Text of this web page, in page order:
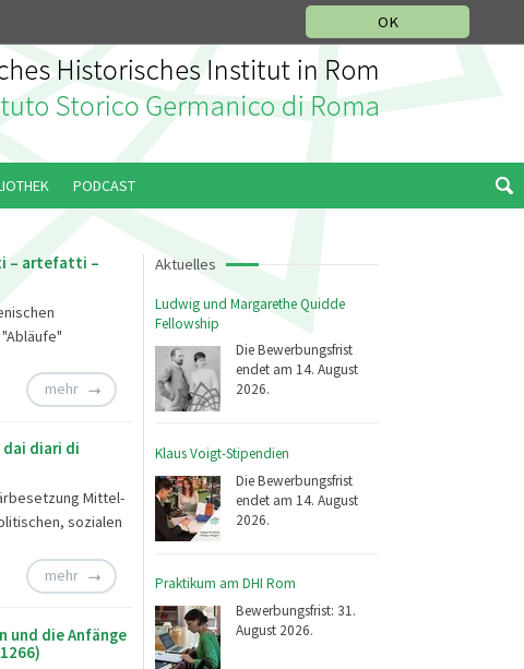
OK
Aktuelles
Ludwig und Margarethe Quidde
Fellowship
Die Bewerbungsfrist
endet am 14. August
2026.
Klaus Voigt-Stipendien
Die Bewerbungsfrist
endet am 14. August
2026.
Praktikum am DHI Rom
Bewerbungsfrist: 31.
August 2026.
– artefatti –
mehr
diari di
Mittel-
sozialen
mehr
und die Anfänge
PODCAST